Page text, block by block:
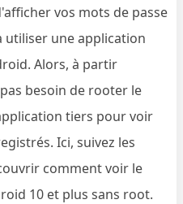
vos mots de passe
utiliser une application
Alors, à partir
besoin de rooter le
tiers pour voir
Ici, suivez les
comment voir le
10 et plus sans root.